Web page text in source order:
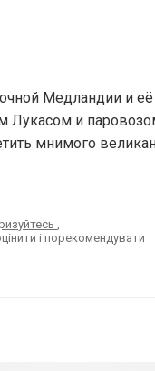
Медландии и
Лукасом и
мнимого
,
і порекомендувати